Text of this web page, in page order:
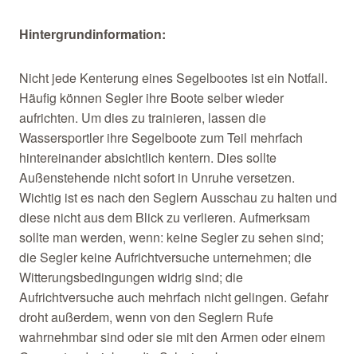
Hintergrundinformation:
Nicht jede Kenterung eines Segelbootes ist ein Notfall.
Häufig können Segler ihre Boote selber wieder
aufrichten. Um dies zu trainieren, lassen die
Wassersportler ihre Segelboote zum Teil mehrfach
hintereinander absichtlich kentern. Dies sollte
Außenstehende nicht sofort in Unruhe versetzen.
Wichtig ist es nach den Seglern Ausschau zu halten und
diese nicht aus dem Blick zu verlieren. Aufmerksam
sollte man werden, wenn: keine Segler zu sehen sind;
die Segler keine Aufrichtversuche unternehmen; die
Witterungsbedingungen widrig sind; die
Aufrichtversuche auch mehrfach nicht gelingen. Gefahr
droht außerdem, wenn von den Seglern Rufe
wahrnehmbar sind oder sie mit den Armen oder einem